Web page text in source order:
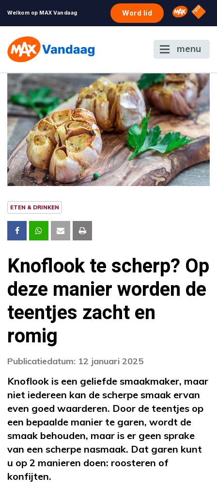
Welkom op MAX Vandaag Word lid Omroep
NPO
menu
ETEN & DRINKEN
Knoflook te scherp? Op
deze manier worden de
teentjes zacht en
romig
Publicatiedatum: 12 januari 2025
Knoflook is een geliefde smaakmaker, maar
niet iedereen kan de scherpe smaak ervan
even goed waarderen. Door de teentjes op
een bepaalde manier te garen, wordt de
smaak behouden, maar is er geen sprake
van een scherpe nasmaak. Dat garen kunt
u op 2 manieren doen: roosteren of
konfijten.